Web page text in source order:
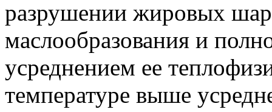
разрушении жировых
маслообразования и
усреднением ее
температуре выше